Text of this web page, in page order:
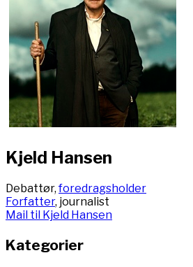
Kjeld Hansen
Debattør,foredragsholder
Forfatter, journalist
Mail til Kjeld Hansen
Kategorier